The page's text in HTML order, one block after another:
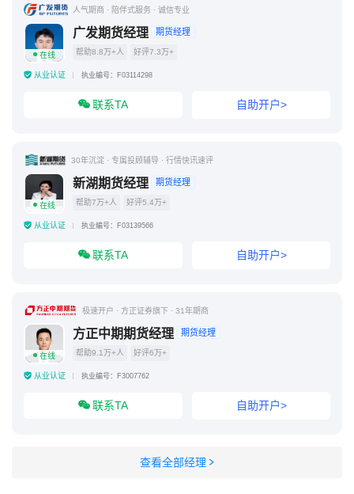
人气期商 · 陪伴式服务 · 诚信专业
在线
广发期货经理 期货经理
帮助8.8万+人 好评7.3万+
从业认证 执业编号：F03114298
联系TA 自助开户>
30年沉淀 · 专属投顾辅导 · 行情快讯速评
在线
新湖期货经理 期货经理
帮助7万+人 好评5.4万+
从业认证 执业编号：F03139566
联系TA 自助开户>
极速开户 · 方正证券旗下 · 31年期商
在线
方正中期期货经理 期货经理
帮助9.1万+人 好评6万+
从业认证 执业编号：F3007762
联系TA 自助开户>
查看全部经理